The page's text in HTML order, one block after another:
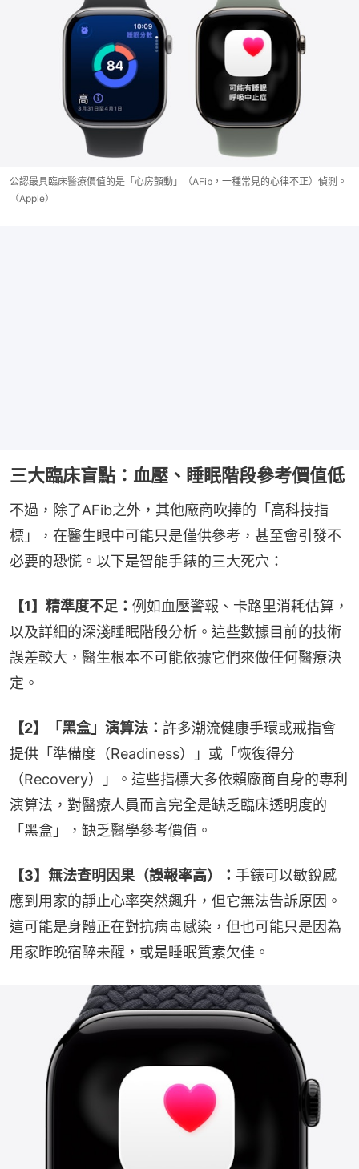
公認最具臨床醫療價值的是「心房顫動」（AFib，一種常見的心律不正）偵測。
（Apple）
三大臨床盲點：血壓、睡眠階段參考價值低
不過，除了AFib之外，其他廠商吹捧的「高科技指
標」，在醫生眼中可能只是僅供參考，甚至會引發不
必要的恐慌。以下是智能手錶的三大死穴：
【1】精準度不足： 例如血壓警報、卡路里消耗估算，
以及詳細的深淺睡眠階段分析。這些數據目前的技術
誤差較大，醫生根本不可能依據它們來做任何醫療決
定。
【2】「黑盒」演算法： 許多潮流健康手環或戒指會
提供「準備度（Readiness）」或「恢復得分
（Recovery）」。這些指標大多依賴廠商自身的專利
演算法，對醫療人員而言完全是缺乏臨床透明度的
「黑盒」，缺乏醫學參考價值。
【3】無法查明因果（誤報率高）： 手錶可以敏銳感
應到用家的靜止心率突然飆升，但它無法告訴原因。
這可能是身體正在對抗病毒感染，但也可能只是因為
用家昨晚宿醉未醒，或是睡眠質素欠佳。